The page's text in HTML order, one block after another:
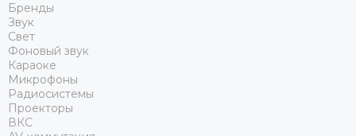
INTREND
Invotone
Involight
JBL
K&M
KAWAI
Бренды
Звук
Свет
Фоновый звук
Караоке
Микрофоны
Радиосистемы
Проекторы
ВКС